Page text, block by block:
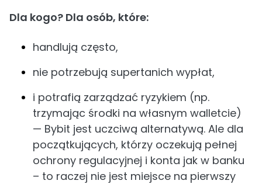
Dla kogo? Dla osób, które:
handlują często,
nie potrzebują supertanich wypłat,
i potrafią zarządzać ryzykiem (np.
trzymając środki na własnym walletcie)
— Bybit jest uczciwą alternatywą. Ale dla
początkujących, którzy oczekują pełnej
ochrony regulacyjnej i konta jak w banku
– to raczej nie jest miejsce na pierwszy